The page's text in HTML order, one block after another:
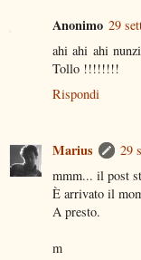
Anonimo 29
ahi ahi ahi
Tollo !!!!!!!!
Rispondi
Marius
29
mmm... il post
È arrivato il
A presto.
m